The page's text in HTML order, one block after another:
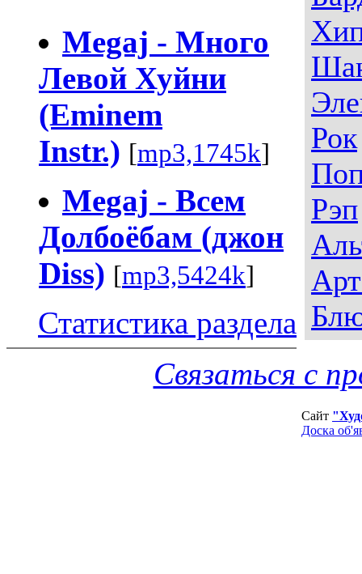
Рок
Рэп
Megaj - Много
Левой Хуйни
(Eminem
Instr.) [mp3,1745k]
Megaj - Всем
Долбоёбам (джон
Diss) [mp3,5424k]
Статистика раздела
Связаться с
Сайт
Доска